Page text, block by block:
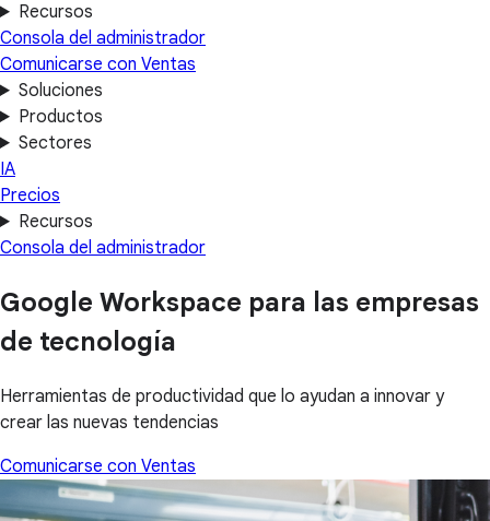
Recursos
Consola del administrador
Comunicarse con Ventas
Soluciones
Productos
Sectores
IA
Precios
Recursos
Consola del administrador
Google Workspace para las empresas
de tecnología
Herramientas de productividad que lo ayudan a innovar y
crear las nuevas tendencias
Comunicarse con Ventas